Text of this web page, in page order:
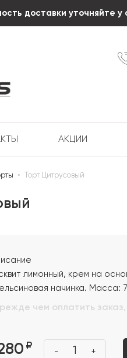
доставки уточняйте
АКЦИИ
• Торт Цитрусовый
лимонный, крем на
начинка. Масса:
чем оплатить
₽
- 1 +